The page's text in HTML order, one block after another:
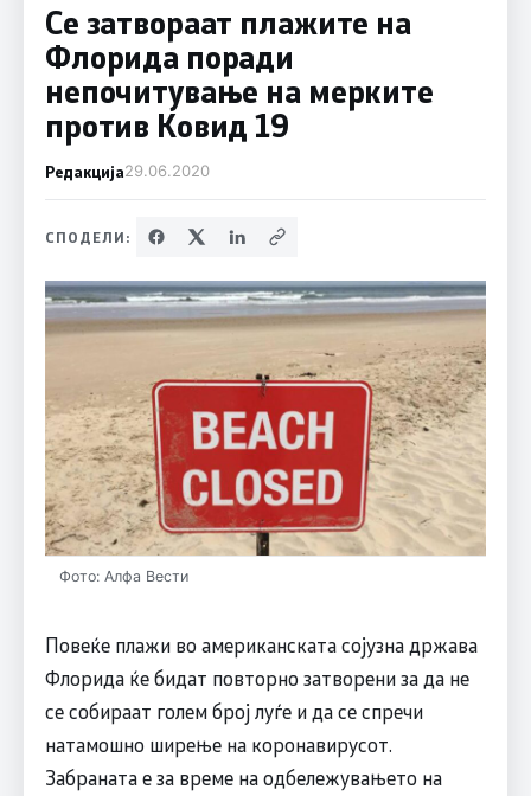
Се затвораат плажите на
Флорида поради
непочитување на мерките
против Ковид 19
Редакција29.06.2020
СПОДЕЛИ:
Фото: Алфа Вести
Повеќе плажи во американската сојузна држава
Флорида ќе бидат повторно затворени за да не
се собираат голем број луѓе и да се спречи
натамошно ширење на коронавирусот.
Забраната е за време на одбележувањето на